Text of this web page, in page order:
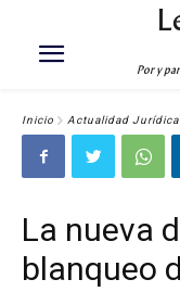
Por y
Inicio Actualidad Jurídica
La nueva
blanqueo